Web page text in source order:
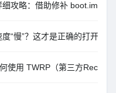
攻略：借助修补 boot.img 完
“慢”？这才是正确的打开方
使用 TWRP（第三方